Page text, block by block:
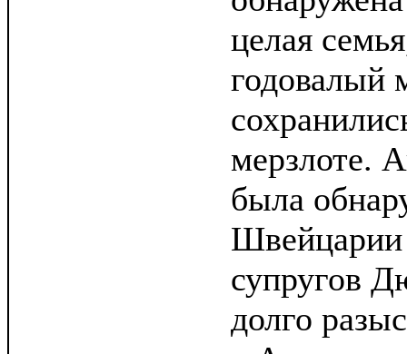
целая
мерзлоте.
была
Швейцарии
супругов
долго